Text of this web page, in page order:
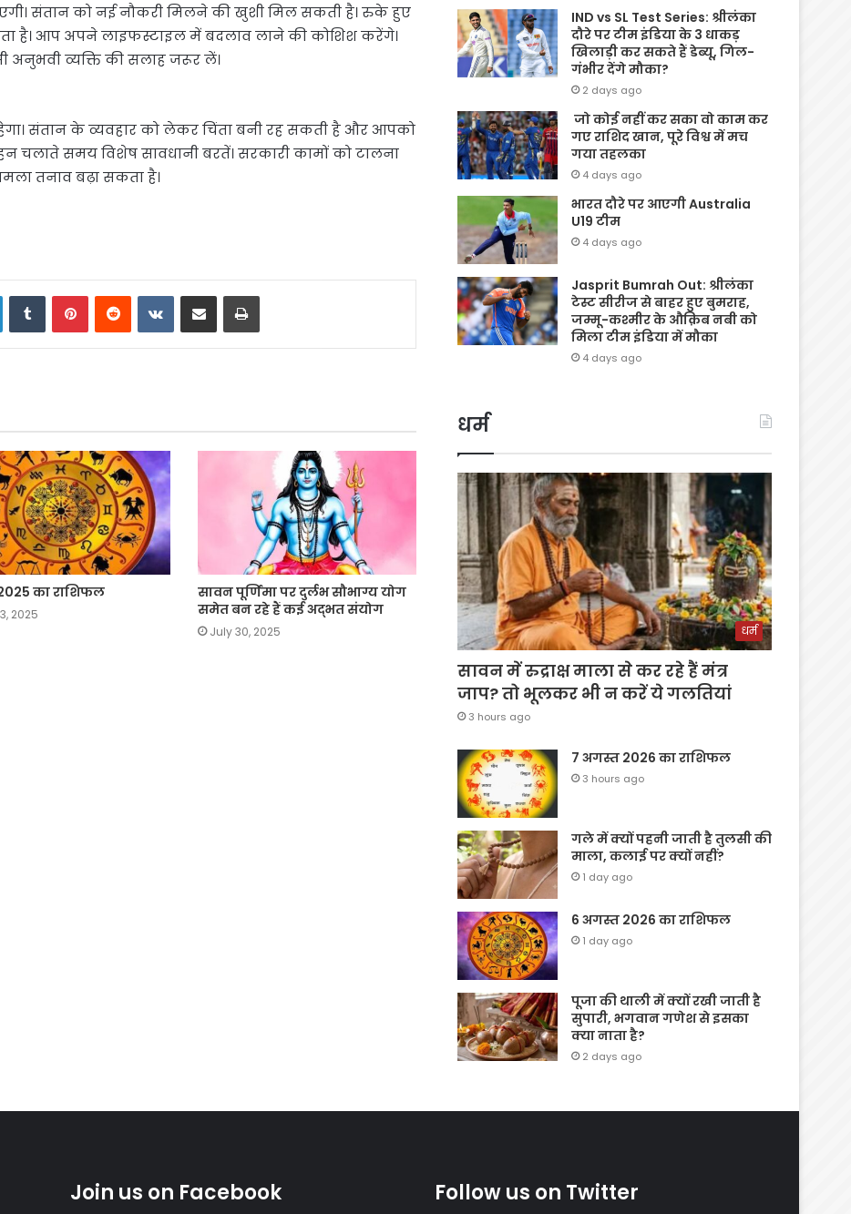
संतान को नई नौकरी मिलने की खुशी मिल सकती है। रुके हुए
है। आप अपने लाइफस्टाइल में बदलाव लाने की कोशिश करेंगे।
अनुभवी व्यक्ति की सलाह जरूर लें।
संतान के व्यवहार को लेकर चिंता बनी रह सकती है और आपको
चलाते समय विशेष सावधानी बरतें। सरकारी कामों को टालना
तनाव बढ़ा सकता है।
LinkedInTumblrPinterestReddit VKontakte
Share via Email Print
का राशिफल
2025
सावन पूर्णिमा पर दुर्लभ सौभाग्य योग
समेत बन रहे हैं कई अद्भत संयोग
July 30, 2025
IND vs SL Test Series: श्रीलंका
दौरे पर टीम इंडिया के 3 धाकड़
खिलाड़ी कर सकते हैं डेब्यू, गिल-
गंभीर देंगे मौका?
2 days ago
जो कोई नहीं कर सका वो काम कर
गए राशिद खान, पूरे विश्व में मच
गया तहलका
4 days ago
भारत दौरे पर आएगी Australia
U19 टीम
4 days ago
Jasprit Bumrah Out: श्रीलंका
टेस्ट सीरीज से बाहर हुए बुमराह,
जम्मू-कश्मीर के औक़िब नबी को
मिला टीम इंडिया में मौका
4 days ago
धर्म
धर्म
सावन में रुद्राक्ष माला से कर रहे हैं मंत्र
जाप? तो भूलकर भी न करें ये गलतियां
3 hours ago
7 अगस्त 2026 का राशिफल
3 hours ago
गले में क्यों पहनी जाती है तुलसी की
माला, कलाई पर क्यों नहीं?
1 day ago
6 अगस्त 2026 का राशिफल
1 day ago
पूजा की थाली में क्यों रखी जाती है
सुपारी, भगवान गणेश से इसका
क्या नाता है?
2 days ago
Join us on Facebook Follow us on Twitter